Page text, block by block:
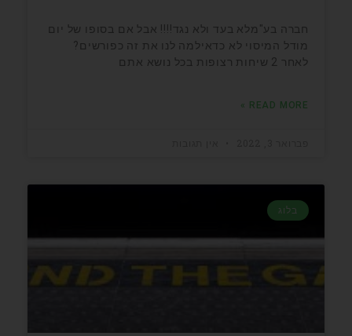
חברה בע"מלא בעד ולא נגד!!!! אבל אם בסופו של יום
מודל המיסוי לא כדאילמה לנו את זה כפורשים?
לאחר 2 שיחות רצופות בכל נושא אתם
READ MORE »
בלוג